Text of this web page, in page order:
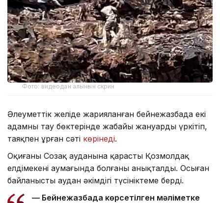
Фото: видеодан алынғын скрин
Әлеуметтік желіде жарияланған бейнежазбада екі
адамның тау бөктерінде жабайы жануарды үркітіп,
таяқпен ұрған сәті көрінеді.
Оқиғаның Созақ ауданына қарасты Қозмолдақ
елдімекені аумағында болғаны анықталды. Осыған
байланысты аудан әкімдігі түсініктеме берді.
— Бейнежазбада көрсетілген мәліметке